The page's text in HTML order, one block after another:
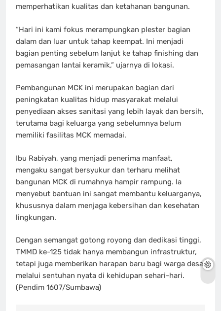
memperhatikan kualitas dan ketahanan bangunan.
“Hari ini kami fokus merampungkan plester bagian
dalam dan luar untuk tahap keempat. Ini menjadi
bagian penting sebelum lanjut ke tahap finishing dan
pemasangan lantai keramik,” ujarnya di lokasi.
Pembangunan MCK ini merupakan bagian dari
peningkatan kualitas hidup masyarakat melalui
penyediaan akses sanitasi yang lebih layak dan bersih,
terutama bagi keluarga yang sebelumnya belum
memiliki fasilitas MCK memadai.
Ibu Rabiyah, yang menjadi penerima manfaat,
mengaku sangat bersyukur dan terharu melihat
bangunan MCK di rumahnya hampir rampung. Ia
menyebut bantuan ini sangat membantu keluarganya,
khususnya dalam menjaga kebersihan dan kesehatan
lingkungan.
Dengan semangat gotong royong dan dedikasi tinggi,
TMMD ke-125 tidak hanya membangun infrastruktur,
tetapi juga memberikan harapan baru bagi warga desa
melalui sentuhan nyata di kehidupan sehari-hari.
(Pendim 1607/Sumbawa)